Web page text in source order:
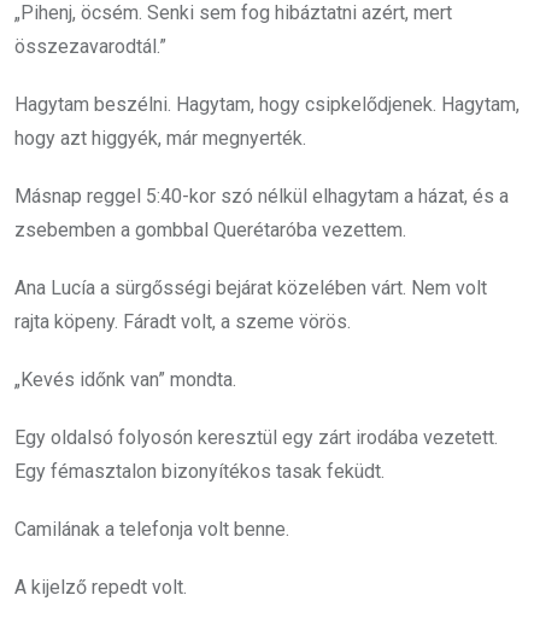
„Pihenj, öcsém. Senki sem fog hibáztatni azért, mert
összezavarodtál.”
Hagytam beszélni. Hagytam, hogy csipkelődjenek. Hagytam,
hogy azt higgyék, már megnyerték.
Másnap reggel 5:40-kor szó nélkül elhagytam a házat, és a
zsebemben a gombbal Querétaróba vezettem.
Ana Lucía a sürgősségi bejárat közelében várt. Nem volt
rajta köpeny. Fáradt volt, a szeme vörös.
„Kevés időnk van” mondta.
Egy oldalsó folyosón keresztül egy zárt irodába vezetett.
Egy fémasztalon bizonyítékos tasak feküdt.
Camilának a telefonja volt benne.
A kijelző repedt volt.